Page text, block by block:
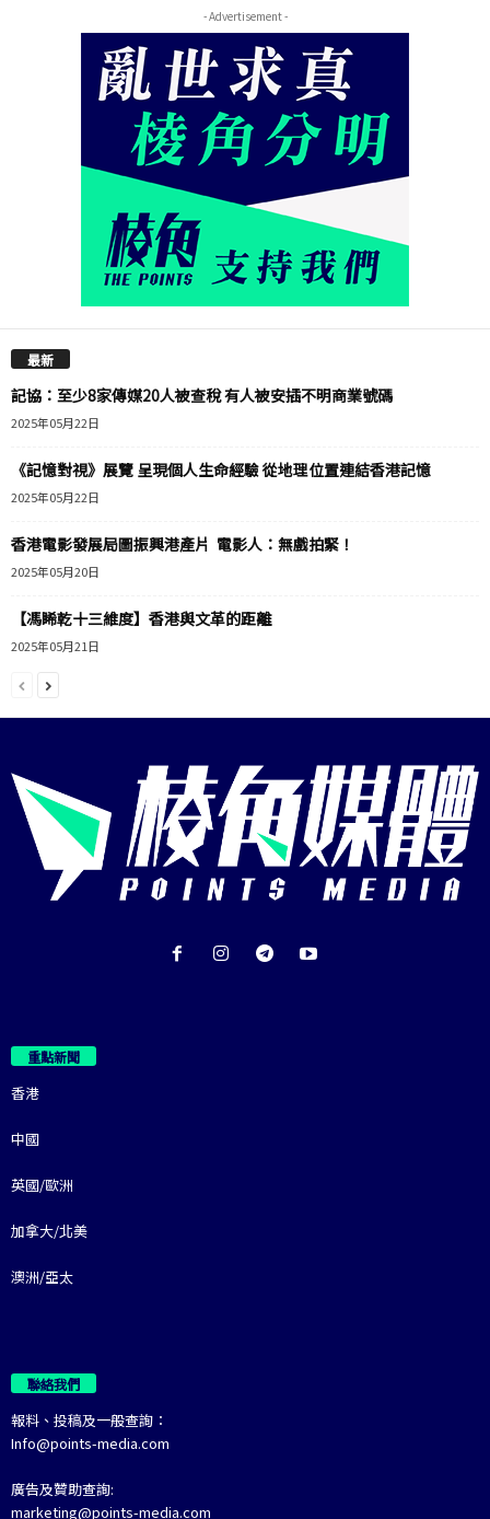
- Advertisement -
最新
記協：至少8家傳媒20人被查稅 有人被安插不明商業號碼
2025年05月22日
《記憶對視》展覽 呈現個人生命經驗 從地理位置連結香港記憶
2025年05月22日
香港電影發展局圖振興港產片 電影人：無戲拍緊！
2025年05月20日
【馮睎乾十三維度】香港與文革的距離
2025年05月21日
重點新聞
香港
中國
英國/歐洲
加拿大/北美
澳洲/亞太
聯絡我們
報料、投稿及一般查詢：
Info@points-media.com
廣告及贊助查詢:
marketing@points-media.com